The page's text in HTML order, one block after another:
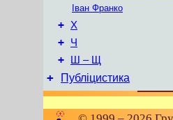
Іван Франко
+ Х
+ Ч
+ Ш – Щ
+ Публіцистика